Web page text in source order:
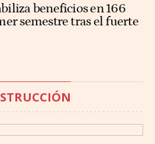
beneficios en 166
semestre tras el fuerte